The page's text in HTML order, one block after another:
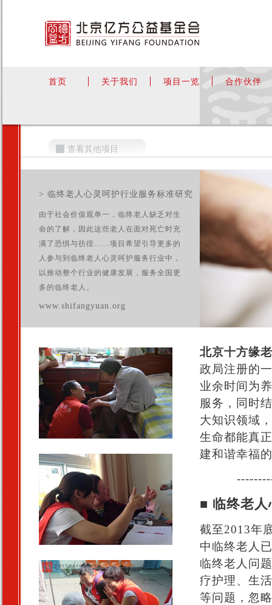
首页 关于我们 项目一览 合作伙伴
查看其他项目
> 临终老人心灵呵护行业服务标准研究
由于社会价值观单一，临终老人缺乏对生
命的了解，因此这些老人在面对死亡时充
满了恐惧与彷徨……项目希望引导更多的
人参与到临终老人心灵呵护服务行业中，
以推动整个行业的健康发展，服务全国更
多的临终老人。
www.shifangyuan.org
北京十方缘
政局注册的
业余时间为
服务，同时
大知识领域
生命都能真
建和谐幸福
■ 临终老
截至2013年
中临终老人
临终老人问
疗护理、生
等问题，忽